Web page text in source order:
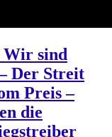
Wir sind
Der Streit
Preis –
die